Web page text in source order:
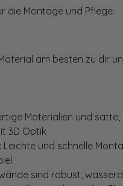
die Montage und Pflege.
am besten zu dir
Materialien und
3D Optik
und schnelle
sind robust,